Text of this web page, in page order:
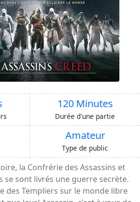
120 Minutes
Durée d'une partie
Amateur
Type de public
la Confrérie des Assassins et
se sont livrés une guerre secrète.
des Templiers sur le monde libre